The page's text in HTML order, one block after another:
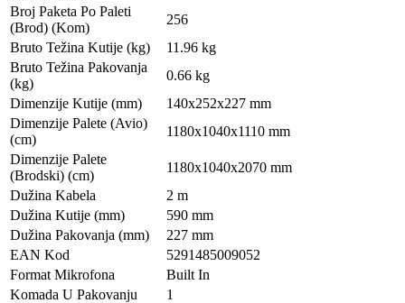
Broj Paketa Po Paleti
(Brod) (Kom)
256
Bruto Težina Kutije (kg)
11.96 kg
Bruto Težina Pakovanja
(kg)
0.66 kg
Dimenzije Kutije (mm)
140x252x227 mm
Dimenzije Palete (Avio)
(cm)
1180x1040x1110 mm
Dimenzije Palete
(Brodski) (cm)
1180x1040x2070 mm
Dužina Kabela
2 m
Dužina Kutije (mm)
590 mm
Dužina Pakovanja (mm)
227 mm
EAN Kod
5291485009052
Format Mikrofona
Built In
Komada U Pakovanju
1